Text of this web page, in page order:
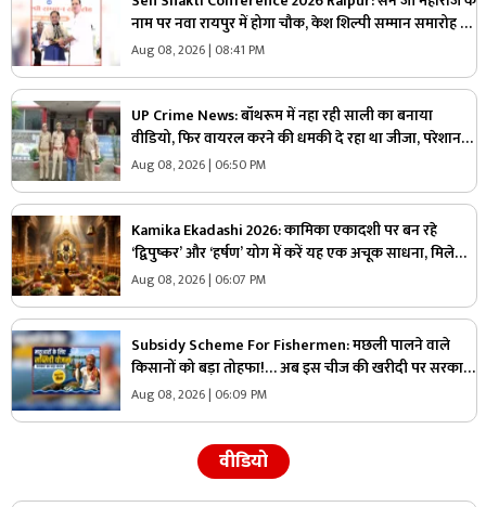
नाम पर नवा रायपुर में होगा चौक, केश शिल्पी सम्मान समारोह में
सीएम साय ने किया ऐलान, सामुदायिक भवन के लिए इतने लाख
Aug 08, 2026 | 08:41 PM
UP Crime News: बॉथरूम में नहा रही साली का बनाया
वीडियो, फिर वायरल करने की धमकी दे रहा था जीजा, परेशान
युवती ने उठाया ये खौफनाक कदम
Aug 08, 2026 | 06:50 PM
Kamika Ekadashi 2026: कामिका एकादशी पर बन रहे
‘द्विपुष्कर’ और ‘हर्षण’ योग में करें यह एक अचूक साधना, मिलेगा
“वाजपेय” यज्ञ का महापुण्य!
Aug 08, 2026 | 06:07 PM
Subsidy Scheme For Fishermen: मछली पालने वाले
किसानों को बड़ा तोहफा!… अब इस चीज की खरीदी पर सरकार
देगी 70 प्रतिशत की छूट, जानिए कैसे ले सकते हैं लाभ
Aug 08, 2026 | 06:09 PM
वीडियो